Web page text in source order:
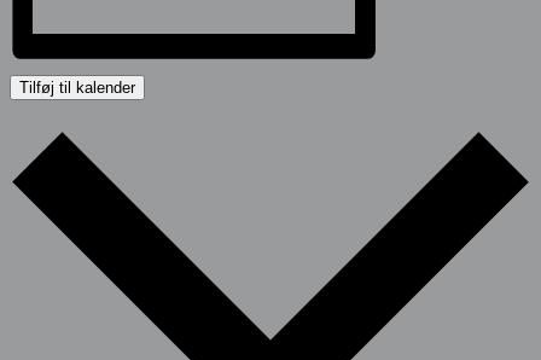
Tilføj til kalender